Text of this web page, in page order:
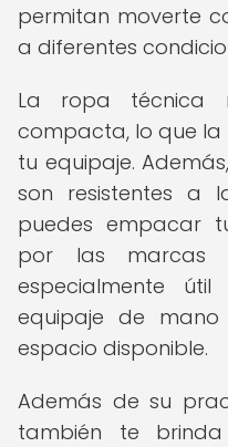
permitan moverte
a diferentes
La ropa técnica
compacta, lo que la
tu equipaje.
son resistentes a
puedes empacar
por las marcas
especialmente
equipaje de
espacio disponible.
Además de su
también te